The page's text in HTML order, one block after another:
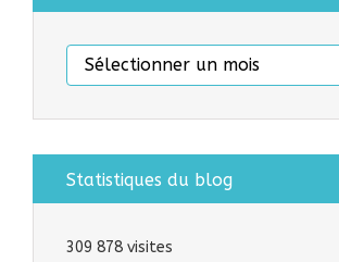
Archives
Statistiques du blog
309 878 visites